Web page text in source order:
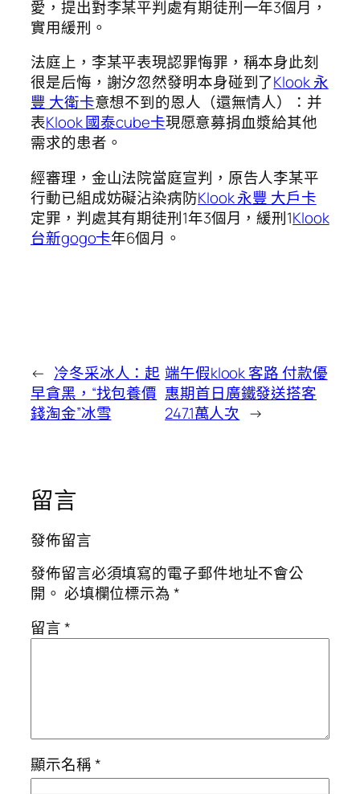
愛，提出對李某平判處有期徒刑一年3個月，
實用緩刑。
法庭上，李某平表現認罪悔罪，稱本身此刻
很是后悔，謝汐忽然發明本身碰到了Klook 永
豐 大衛卡意想不到的恩人（還無情人）：并
表Klook 國泰cube卡現愿意募捐血漿給其他
需求的患者。
經審理，金山法院當庭宣判，原告人李某平
行動已組成妨礙沾染病防Klook 永豐 大戶卡
定罪，判處其有期徒刑1年3個月，緩刑1Klook
台新gogo卡年6個月。
← 冷冬采冰人：起
早貪黑，“找包養價
錢淘金”冰雪
端午假klook 客路 付款優
惠期首日廣鐵發送搭客
247.1萬人次 →
留言
發佈留言
發佈留言必須填寫的電子郵件地址不會公
開。 必填欄位標示為*
留言*
顯示名稱*